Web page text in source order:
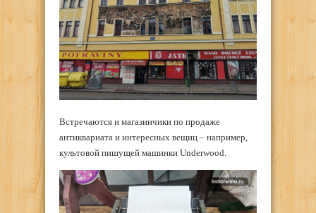
Встречаются и магазинчики по продаже
антиквариата и интересных вещиц – например,
культовой пишущей машинки Underwood.